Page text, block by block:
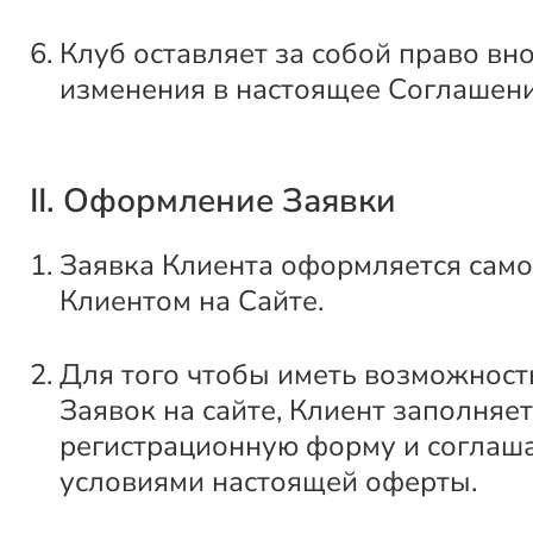
Клуб оставляет за собой право
изменения в настоящее
II. Оформление Заявки
Заявка Клиента оформляется
Клиентом на Сайте.
Для того чтобы иметь
Заявок на сайте, Клиент заполняет
регистрационную форму и
условиями настоящей оферты.